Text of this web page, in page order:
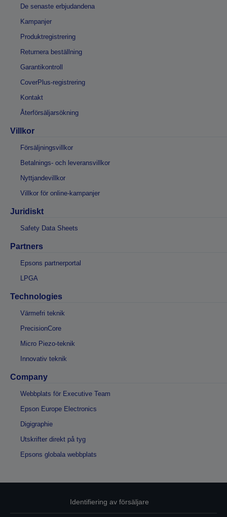
De senaste erbjudandena
Kampanjer
Produktregistrering
Returnera beställning
Garantikontroll
CoverPlus-registrering
Kontakt
Återförsäljarsökning
Villkor
Försäljningsvillkor
Betalnings- och leveransvillkor
Nyttjandevillkor
Villkor för online-kampanjer
Juridiskt
Safety Data Sheets
Partners
Epsons partnerportal
LPGA
Technologies
Värmefri teknik
PrecisionCore
Micro Piezo-teknik
Innovativ teknik
Company
Webbplats för Executive Team
Epson Europe Electronics
Digigraphie
Utskrifter direkt på tyg
Epsons globala webbplats
Identifiering av försäljare